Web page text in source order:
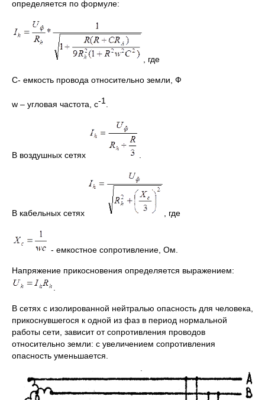
определяется по формуле:
, где
С- емкость провода относительно земли, Ф
w – угловая частота, с-1
В воздушных сетях
В кабельных сетях , где
- емкостное сопротивление, Ом.
Напряжение прикосновения определяется выражением:
В сетях с изолированной нейтралью опасность для человека,
прикоснувшегося к одной из фаз в период нормальной
работы сети, зависит от сопротивления проводов
относительно земли: с увеличением сопротивления
опасность уменьшается.